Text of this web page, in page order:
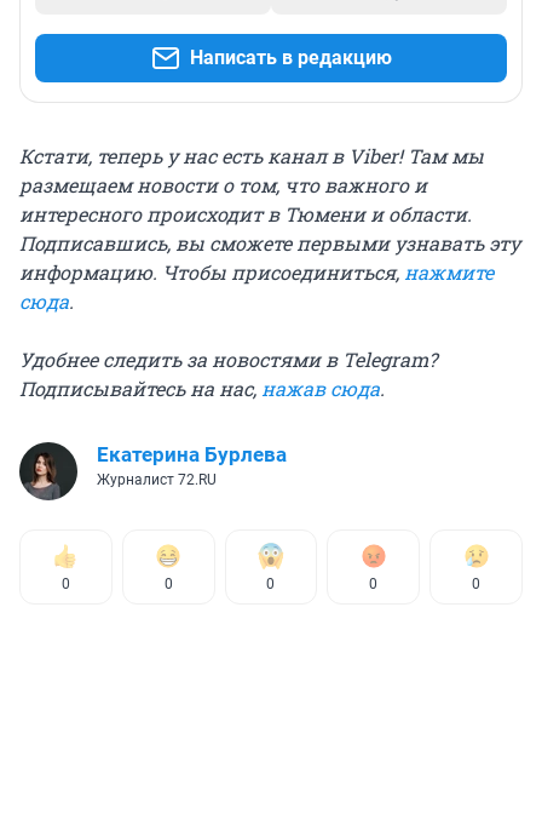
Написать в редакцию
Кстати, теперь у нас есть канал в Viber! Там мы
размещаем новости о том, что важного и
интересного происходит в Тюмени и области.
Подписавшись, вы сможете первыми узнавать эту
информацию. Чтобы присоединиться,нажмите
сюда.
Удобнее следить за новостями в Telegram?
Подписывайтесь на нас,нажав сюда.
Екатерина Бурлева
Журналист 72.RU
0 0 0 0 0